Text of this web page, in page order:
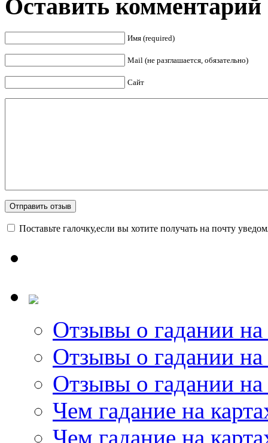
Оставить комментарий
Имя (required)
Mail (не разглашается, обязательно)
Сайт
Поставьте галочку,если вы хотите получать на почту
Отзывы о гадании на
Отзывы о гадании на
Отзывы о гадании на
Чем гадание на
Чем гадание на